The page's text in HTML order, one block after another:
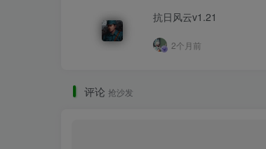
抗日风云v1.21
2个月前
评论 抢沙发